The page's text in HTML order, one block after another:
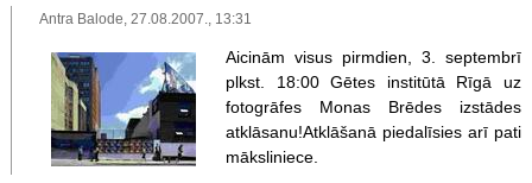
Antra Balode, 27.08.2007., 13:31
Aicinām visus pirmdien, 3. septembrī
plkst. 18:00 Gētes institūtā Rīgā uz
fotogrāfes Monas Brēdes izstādes
atklāsanu!Atklāšanā piedalīsies arī pati
māksliniece.